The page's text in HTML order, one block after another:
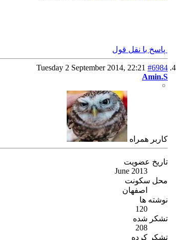
پاسخ با نقل قول
Tuesday 2 September 2014, 22:21 #6984
Amin.S
كاربر همراه
تاریخ عضویت
June 2013
محل سکونت
اصفهان
نوشته ها
120
تشکر شده
208
تشکر کرده